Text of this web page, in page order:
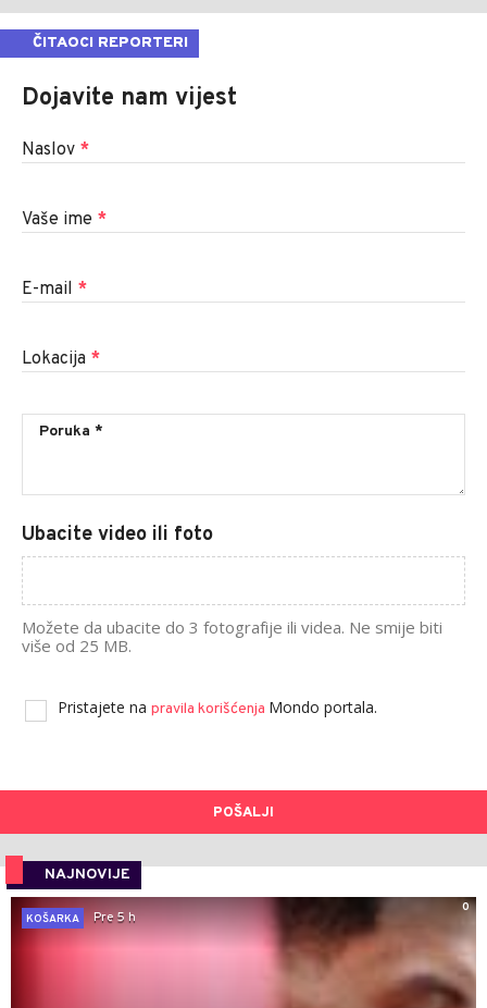
ČITAOCI REPORTERI
Dojavite nam vijest
Naslov *
Vaše ime *
E-mail *
Lokacija *
Ubacite video ili foto
Možete da ubacite do 3 fotografije ili videa. Ne smije biti
više od 25 MB.
Pristajete na pravila korišćenja Mondo portala.
POŠALJI
NAJNOVIJE
0
KOŠARKA
Pre 5 h